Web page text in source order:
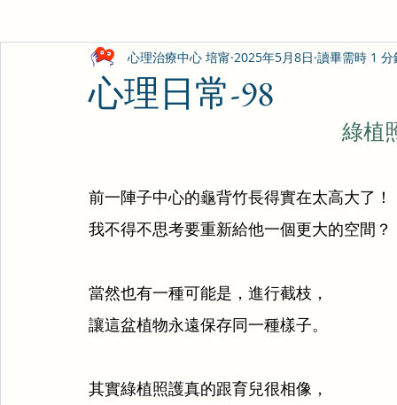
心理日常-98
心理治療中心 培甯 2025年5月8日 讀畢需時 1 分
綠植
前一陣子中心的龜背竹長得實在太高大了！
我不得不思考要重新給他一個更大的空間？
當然也有一種可能是，進行截枝，
讓這盆植物永遠保存同一種樣子。
其實綠植照護真的跟育兒很相像，